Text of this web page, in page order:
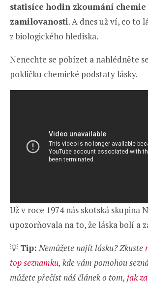
statisíce hodin zkoumání chemie
zamilovanosti. A dnes už ví, co to
z biologického hlediska.
Nenechte se pobízet a nahlédněte
pokličku chemické podstaty lásky.
Už v roce 1974 nás skotská skupina
upozorňovala na to, že láska bolí a
💡 Tip: Nemůžete najít lásku? Zkuste
top seznamku, kde vám pomohou
můžete přečíst náš článek o tom, jak